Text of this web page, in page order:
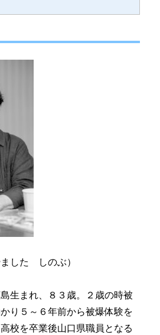
した しのぶ）
生まれ、８３歳。２歳の時被
り５～６年前から被爆体験を
校を卒業後山口県職員となる